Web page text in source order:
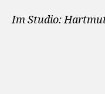
Im Studio: